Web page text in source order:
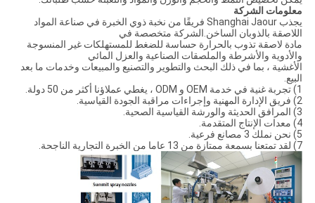
معلومات الشركة
يجذب Shanghai Jaour فريقًا من نخبة ذوي الخبرة في صناعة المواد
اللاصقة بالذوبان الساخن.الشركة متخصصة في
مادة لاصقة تذوب بالحرارة حساسة للضغط للمستهلكات غير المنسوجة
والأدوية والأشرطة والملصقات الصناعية والعزل المائي
الأغشية ، بما في ذلك البحث والتطوير والتصنيع والمبيعات وخدمات ما بعد
البيع.
1) تجربة غنية في خدمة OEM و ODM ، يغطي عملاؤنا أكثر من 50 دولة.
2) فريق الإدارة المهنية وإجراءات مراقبة الجودة القياسية.
3) المرافق الحديثة والورشة القياسية الصحية.
4) معدات الإنتاج المتقدمة.
5) نحن نملك 3 مصانع فرعية.
7) لقد تمتعنا بسمعة ممتازة من 13 عاما من الخبرة التجارية الناجحة.